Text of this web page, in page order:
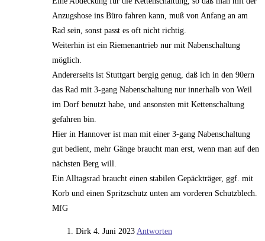
Anzugshose ins Büro fahren kann, muß von Anfang an am
Rad sein, sonst passt es oft nicht richtig.
Weiterhin ist ein Riemenantrieb nur mit Nabenschaltung
möglich.
Andererseits ist Stuttgart bergig genug, daß ich in den 90ern
das Rad mit 3-gang Nabenschaltung nur innerhalb von Weil
im Dorf benutzt habe, und ansonsten mit Kettenschaltung
gefahren bin.
Hier in Hannover ist man mit einer 3-gang Nabenschaltung
gut bedient, mehr Gänge braucht man erst, wenn man auf den
nächsten Berg will.
Ein Alltagsrad braucht einen stabilen Gepäckträger, ggf. mit
Korb und einen Spritzschutz unten am vorderen Schutzblech.
MfG
Dirk 4. Juni 2023 Antworten